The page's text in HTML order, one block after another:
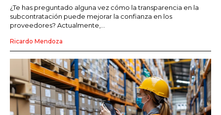
¿Te has preguntado alguna vez cómo la transparencia en la
subcontratación puede mejorar la confianza en los
proveedores? Actualmente,...
Ricardo Mendoza